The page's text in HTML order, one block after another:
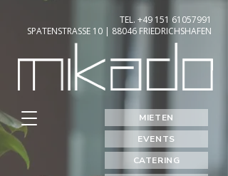
TEL. +49 151 61057991
SPATENSTRASSE 10 | 88046 FRIEDRICHSHAFEN
MIETEN
EVENTS
CATERING